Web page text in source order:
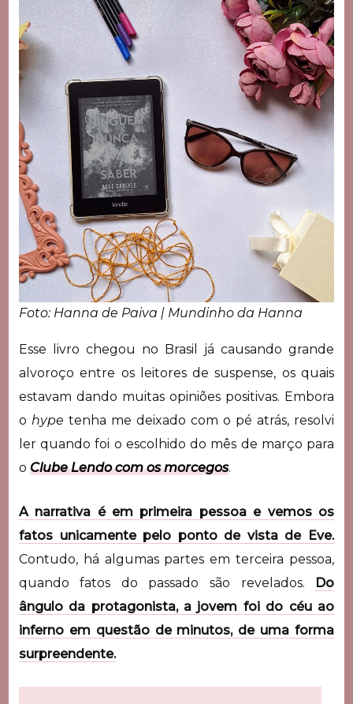
Foto: Hanna de Paiva | Mundinho da Hanna
Esse livro chegou no Brasil já causando grande
alvoroço entre os leitores de suspense, os quais
estavam dando muitas opiniões positivas. Embora
o hype tenha me deixado com o pé atrás, resolvi
ler quando foi o escolhido do mês de março para
o Clube Lendo com os morcegos.
A narrativa é em primeira pessoa e vemos os
fatos unicamente pelo ponto de vista de Eve.
Contudo, há algumas partes em terceira pessoa,
quando fatos do passado são revelados.
Do
ângulo da protagonista, a jovem foi do céu ao
inferno em questão de minutos, de uma forma
surpreendente.